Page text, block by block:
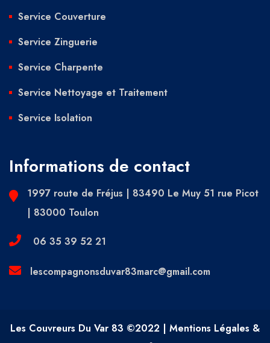
Service Couverture
Service Zinguerie
Service Charpente
Service Nettoyage et Traitement
Service Isolation
Informations de contact
1997 route de Fréjus | 83490 Le Muy 51 rue Picot
| 83000 Toulon
06 35 39 52 21
lescompagnonsduvar83marc@gmail.com
Les Couvreurs Du Var 83 ©2022 | Mentions Légales &